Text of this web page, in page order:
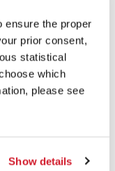
ensure the proper
prior consent,
statistical
which
please see
Show details
virili in un
dal genere
riferimento ai suoi
mascherato da
‘manspreading’
di muscoli e
mi ha suggerito la